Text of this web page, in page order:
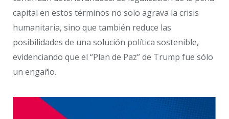
capital en estos términos no solo agrava la crisis
humanitaria, sino que también reduce las
posibilidades de una solución política sostenible,
evidenciando que el “Plan de Paz” de Trump fue sólo
un engaño.